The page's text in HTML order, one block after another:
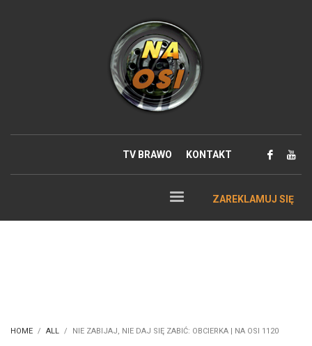
TV BRAWO KONTAKT
ZAREKLAMUJ SIĘ
HOME ALL NIE ZABIJAJ, NIE DAJ SIĘ ZABIĆ: OBCIERKA | NA OSI 1120